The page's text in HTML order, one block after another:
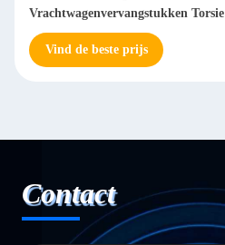
Vrachtwagenvervangstukken Torsie
Rod Bushing machinaal
Vind de beste prijs
Contact